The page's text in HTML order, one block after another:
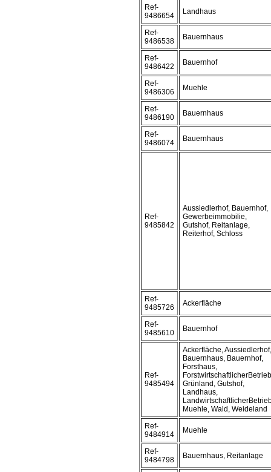
Ref-
9486654
Landhaus
Ref-
9486538
Bauernhaus
Ref-
9486422
Bauernhof
Ref-
9486306
Muehle
Ref-
9486190
Bauernhaus
Ref-
9486074
Bauernhaus
Ref-
9485842
Aussiedlerhof, Bauernhof,
Gewerbeimmobilie,
Gutshof, Reitanlage,
Reiterhof, Schloss
Ref-
9485726
Ackerfläche
Ref-
9485610
Bauernhof
Ref-
9485494
Ackerfläche, Aussiedlerhof,
Bauernhaus, Bauernhof,
Forsthaus,
Grünland, Gutshof,
Landhaus,
Muehle, Wald, Weideland
Ref-
9484914
Muehle
Ref-
9484798
Bauernhaus, Reitanlage